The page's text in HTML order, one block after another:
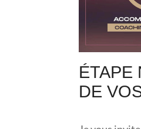
ÉTAPE
DE